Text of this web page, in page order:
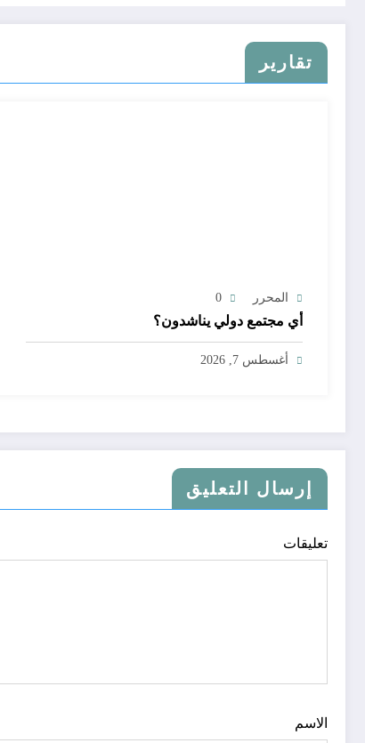
تقارير
المحرر 0
أي مجتمع دولي يناشدون؟
أغسطس 7, 2026
إرسال التعليق
تعليقات
الاسم